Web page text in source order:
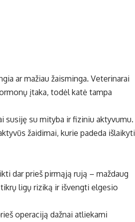
ar mažiau žaisminga. Veterinarai
įtaka, todėl katė tampa
susiję su mityba ir fiziniu aktyvumu.
žaidimai, kurie padeda išlaikyti
dar prieš pirmąją rują – maždaug
ligų riziką ir išvengti elgesio
operaciją dažnai atliekami